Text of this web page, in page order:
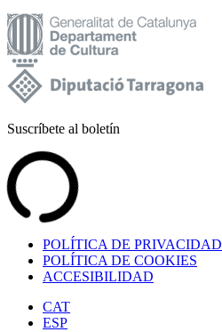
Suscríbete al boletín
POLÍTICA DE PRIVACIDAD
POLÍTICA DE COOKIES
ACCESIBILIDAD
CAT
ESP